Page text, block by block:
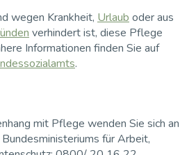
wegen Krankheit, Urlaub oder aus
verhindert ist, diese Pflege
Informationen finden Sie auf
.
mit Pflege wenden Sie sich an
für Arbeit,